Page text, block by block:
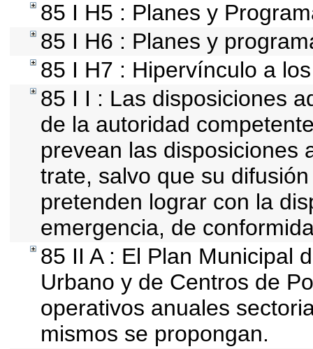
85 I H5 : Planes y
85 I H6 : Planes y
85 I H7 : Hipervínculo a
85 I I : Las disposiciones
de la autoridad
prevean las disposiciones
trate, salvo que su
pretenden lograr con la
emergencia, de
85 II A : El Plan Municipal
Urbano y de Centros de
operativos anuales
mismos se propongan.